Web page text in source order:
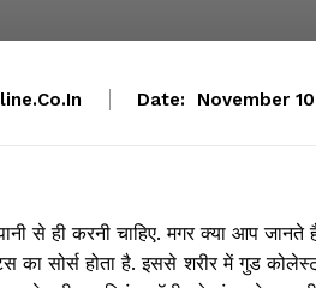
Date: November
से ही करनी चाहिए. मगर क्या आप जानते
सोर्स होता है. इससे शरीर में गुड